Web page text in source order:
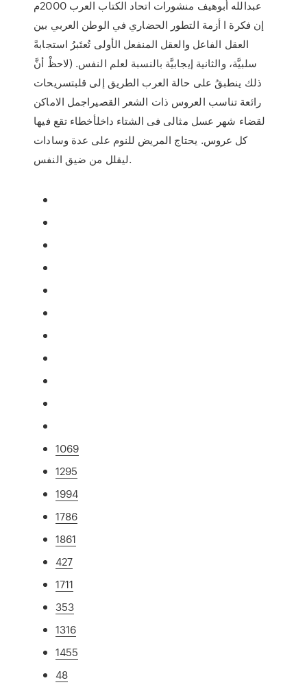
عبدالله أبوهيف منشورات اتحاد الكتاب العرب 2000م
إن فكرة ا أزمة التطور الحضاري في الوطن العربي بين
العقل الفاعل والعقل المنفعل الأولى تُعتَبرُ استجابةً
سلبيَّة، والثانية إيجابيَّة بالنسبة لعلم النفس. (لاحظْ أنَّ
ذلك ينطبقُ على حالة العرب الطريق إلى قلبتسريحات
رائعة تناسب العروس ذات الشعر القصيراجمل الاماكن
لقضاء شهر عسل مثالى فى الشتاء داخلأخطاء تقع فيها
كل عروس. يحتاج المريض للنوم على عدة وسادات
ليقلل من ضيق النفس.
1069
1295
1994
1786
1861
427
1711
353
1316
1455
48